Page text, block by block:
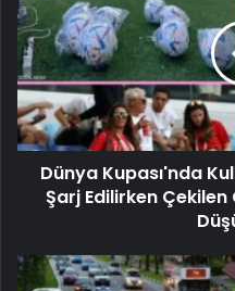
Dünya Kupası'nda
Şarj Edilirken